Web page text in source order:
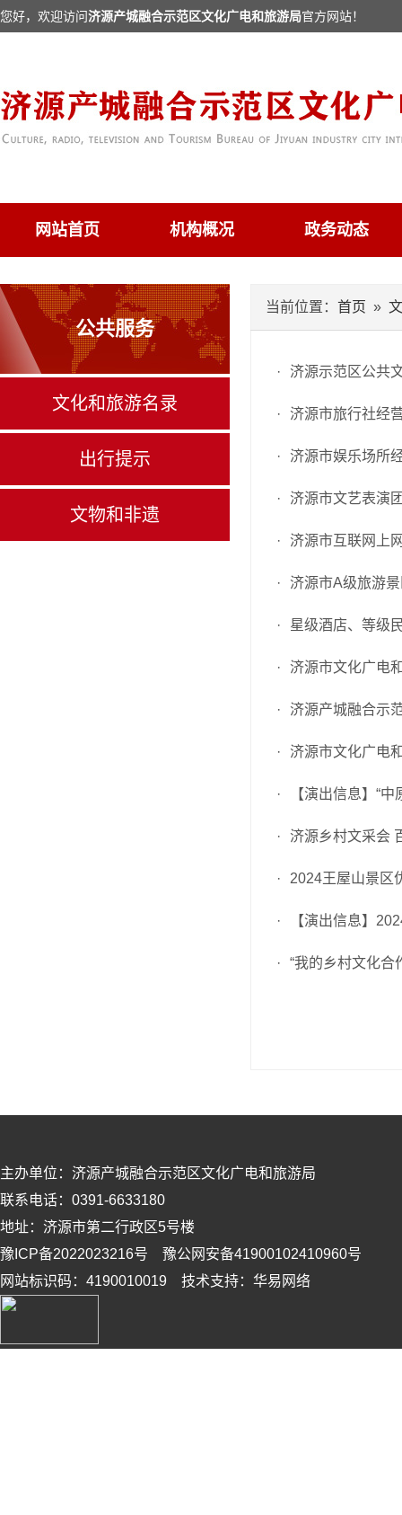
您好，欢迎访问济源产城融合示范区文化广电和旅游局官方网站！
网站首页 机构概况 政务动态
公共服务
文化和旅游名录
出行提示
文物和非遗
当前位置： 首页 »
· 济源示范区公共
· 济源市旅行社经
· 济源市娱乐场所
· 济源市文艺表演
· 济源市互联网上
· 济源市A级旅游
· 星级酒店、等级
· 济源市文化广电
· 济源产城融合示
· 济源市文化广电
· 【演出信息】“
· 济源乡村文采会
· 2024王屋山景区
· 【演出信息】
· “我的乡村文化
主办单位：济源产城融合示范区文化广电和旅游局
联系电话：0391-6633180
地址：济源市第二行政区5号楼
豫ICP备2022023216号 豫公网安备41900102410960号
网站标识码：4190010019 技术支持：华易网络